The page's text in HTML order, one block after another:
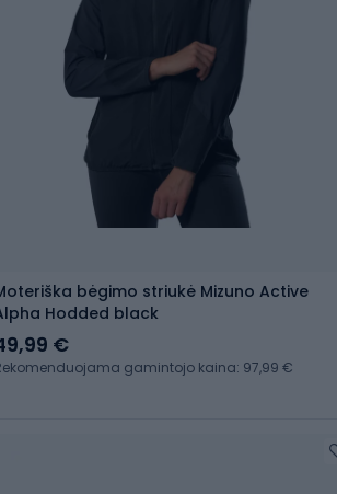
bėgimo striukė Mizuno Active
Hodded black
€
gamintojo kaina: 97,99 €